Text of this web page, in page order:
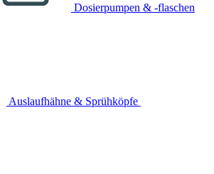
Dosierpumpen & -flaschen
Auslaufhähne & Sprühköpfe